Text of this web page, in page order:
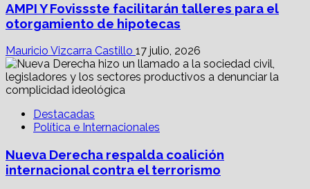
AMPI Y Fovissste facilitarán talleres para el
otorgamiento de hipotecas
Mauricio Vizcarra Castillo 17 julio, 2026
Destacadas
Política e Internacionales
Nueva Derecha respalda coalición
internacional contra el terrorismo